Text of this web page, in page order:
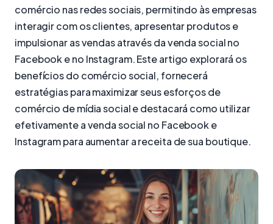
comércio nas redes sociais, permitindo às empresas
interagir com os clientes, apresentar produtos e
impulsionar as vendas através da venda social no
Facebook e no Instagram. Este artigo explorará os
benefícios do comércio social, fornecerá
estratégias para maximizar seus esforços de
comércio de mídia social e destacará como utilizar
efetivamente a venda social no Facebook e
Instagram para aumentar a receita de sua boutique.